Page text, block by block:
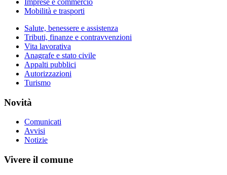
Imprese e commercio
Mobilità e trasporti
Salute, benessere e assistenza
Tributi, finanze e contravvenzioni
Vita lavorativa
Anagrafe e stato civile
Appalti pubblici
Autorizzazioni
Turismo
Novità
Comunicati
Avvisi
Notizie
Vivere il comune